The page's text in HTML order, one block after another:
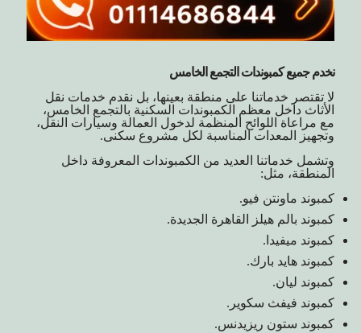
نخدم جميع كمبوندات التجمع الخامس
لا تقتصر خدماتنا على منطقة بعينها، بل نقدم خدمات نقل
الأثاث داخل معظم الكمبوندات السكنية بالتجمع الخامس،
مع مراعاة اللوائح المنظمة لدخول العمالة وسيارات النقل،
وتجهيز المعدات المناسبة لكل مشروع سكنى.
وتشمل خدماتنا العديد من الكمبوندات المعروفة داخل
المنطقة، مثل:
كمبوند ماونتن فيو.
كمبوند بالم هيلز القاهرة الجديدة.
كمبوند ميفيدا.
كمبوند هايد بارك.
كمبوند ليان.
كمبوند فيفث سكوير.
كمبوند ستون ريزيدنس.